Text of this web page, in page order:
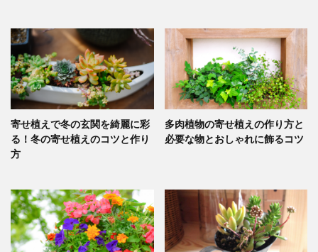
寄せ植えで冬の玄関を綺麗に彩
る！冬の寄せ植えのコツと作り
方
多肉植物の寄せ植えの作り方と
必要な物とおしゃれに飾るコツ